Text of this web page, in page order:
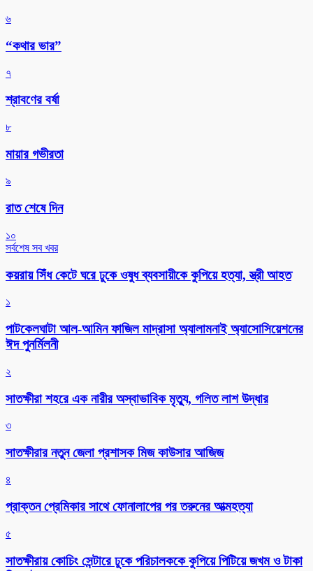
৬
“কথার ভার”
৭
শ্রাবণের বর্ষা
৮
মায়ার গভীরতা
৯
রাত শেষে দিন
১০
সর্বশেষ সব খবর
কয়রায় সিঁধ কেটে ঘরে ঢুকে ওষুধ ব্যবসায়ীকে কুপিয়ে হত্যা, স্ত্রী আহত
১
পাটকেলঘাটা আল-আমিন ফাজিল মাদ্রাসা অ্যালামনাই অ্যাসোসিয়েশনের
ঈদ পুনর্মিলনী
২
সাতক্ষীরা শহরে এক নারীর অস্বাভাবিক মৃত্যু, গলিত লাশ উদ্ধার
৩
সাতক্ষীরার নতুন জেলা প্রশাসক মিজ কাউসার আজিজ
৪
প্রাক্তন প্রেমিকার সাথে ফোনালাপের পর তরুনের আত্মহত্যা
৫
সাতক্ষীরায় কোচিং সেন্টারে ঢুকে পরিচালককে কুপিয়ে পিটিয়ে জখম ও টাকা